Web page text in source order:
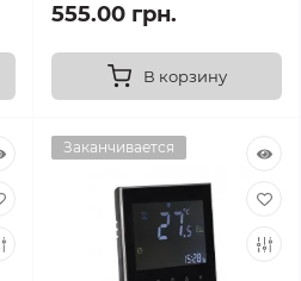
555.00 грн.
В корзину
Заканчивается